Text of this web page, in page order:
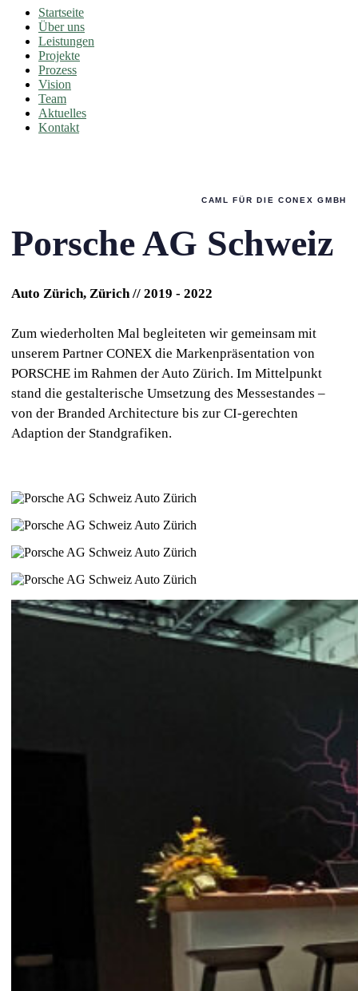
Startseite
Über uns
Leistungen
Projekte
Prozess
Vision
Team
Aktuelles
Kontakt
CAML FÜR DIE CONEX GMBH
Porsche AG Schweiz
Auto Zürich, Zürich // 2019 - 2022
Zum wiederholten Mal begleiteten wir gemeinsam mit
unserem Partner CONEX die Markenpräsentation von
PORSCHE im Rahmen der Auto Zürich. Im Mittelpunkt
stand die gestalterische Umsetzung des Messestandes –
von der Branded Architecture bis zur CI-gerechten
Adaption der Standgrafiken.